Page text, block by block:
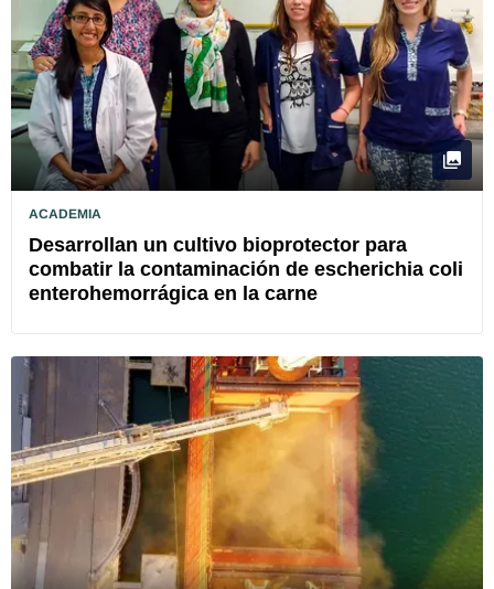
ACADEMIA
Desarrollan un cultivo bioprotector para
combatir la contaminación de escherichia coli
enterohemorrágica en la carne